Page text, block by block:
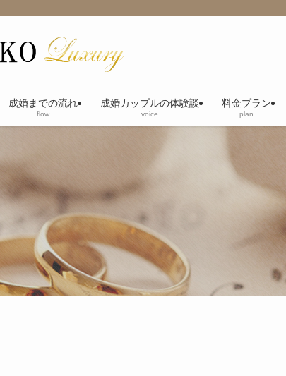
成婚までの流れ
flow
成婚カップルの体験談
voice
料金プラン
plan